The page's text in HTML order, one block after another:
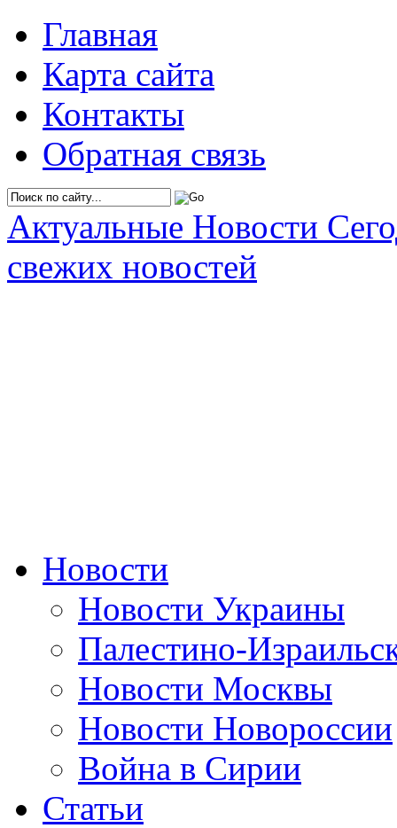
Главная
Карта сайта
Контакты
Обратная связь
Актуальные Новости
свежих новостей
Новости
Новости Украины
Палестино-
Новости Москвы
Новости Новороссии
Война в Сирии
Статьи